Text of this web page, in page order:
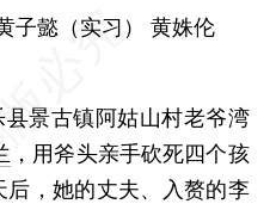
懿（实习） 黄姝伦
景古镇阿姑山村老爷湾
，用斧头亲手砍死四个孩
，她的丈夫、入赘的李